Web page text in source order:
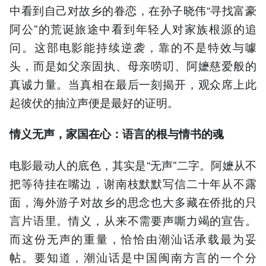
中看到自己对故乡的眷恋，在孙子晓伟“寻找富豪
阿公”的荒诞旅途中看到年轻人对家族根源的追
问。这部电影能持续逆袭，靠的不是特效与噱
头，而是如父亲固执、母亲唠叨、阿嬷慈爱般的
真诚力量。当真相在最后一刻揭开，观众席上此
起彼伏的抽泣声便是最好的证明。
情义无声，家国在心：语言的根与情书的魂
电影最动人的底色，其实是“无声”二字。阿嬷从不
把等待挂在嘴边，谢南枝默默写信二十年从不露
面，海外游子对故乡的思念也大多藏在侨批的只
言片语里。情义，从来不需要声嘶力竭的宣告。
而这份无声的重量，恰恰由潮汕话承载最为妥
帖。要知道，潮汕话是中国闽南方言的一个分